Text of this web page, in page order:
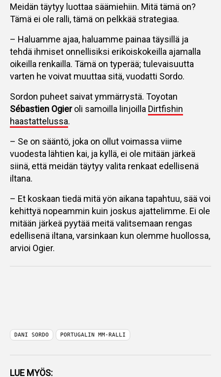
Meidän täytyy luottaa säämiehiin. Mitä tämä on?
Tämä ei ole ralli, tämä on pelkkää strategiaa.
– Haluamme ajaa, haluamme painaa täysillä ja
tehdä ihmiset onnellisiksi erikoiskokeilla ajamalla
oikeilla renkailla. Tämä on typerää; tulevaisuutta
varten he voivat muuttaa sitä, vuodatti Sordo.
Sordon puheet saivat ymmärrystä. Toyotan
Sébastien Ogieroli samoilla linjoilla Dirtfishin
haastattelussa.
– Se on sääntö, joka on ollut voimassa viime
vuodesta lähtien kai, ja kyllä, ei ole mitään järkeä
siinä, että meidän täytyy valita renkaat edellisenä
iltana.
– Et koskaan tiedä mitä yön aikana tapahtuu, sää voi
kehittyä nopeammin kuin joskus ajattelimme. Ei ole
mitään järkeä pyytää meitä valitsemaan rengas
edellisenä iltana, varsinkaan kun olemme huollossa,
arvioi Ogier.
DANI SORDO PORTUGALIN MM-RALLI
LUE MYÖS: